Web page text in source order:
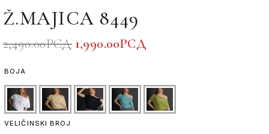
Ž.MAJICA 8449
2,490.00РСД 1,990.00РСД
BOJA
VELIČINSKI BROJ